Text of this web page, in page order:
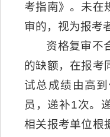
考指南》。未在
审的，视为报考
资格复审不
的缺额，在报考
试总成绩由高
员，递补1次。
相关报考单位根